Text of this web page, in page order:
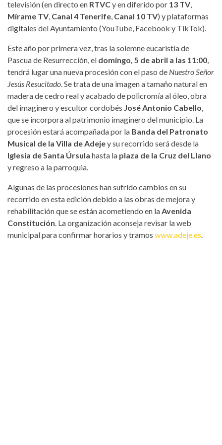
televisión (en directo en RTVCy en diferido por 13 TV,
Mírame TV, Canal 4 Tenerife, Canal 10 TV) y plataformas
digitales del Ayuntamiento (YouTube, Facebook y TikTok).
Este año por primera vez, tras la solemne eucaristía de
Pascua de Resurrección, el domingo, 5 de abril a las 11:00,
tendrá lugar una nueva procesión con el paso de Nuestro Señor
Jesús Resucitado. Se trata de una imagen a tamaño natural en
madera de cedro real y acabado de policromía al óleo, obra
del imaginero y escultor cordobés José Antonio Cabello,
que se incorpora al patrimonio imaginero del municipio. La
procesión estará acompañada por la Banda del Patronato
Musical de la Villa de Adejey su recorrido será desde la
Iglesia de Santa Úrsula hasta la plaza de la Cruz del Llano
y regreso a la parroquia.
Algunas de las procesiones han sufrido cambios en su
recorrido en esta edición debido a las obras de mejora y
rehabilitación que se están acometiendo en laAvenida
Constitución. La organización aconseja revisar la web
municipal para confirmar horarios y tramos www.adeje.es.